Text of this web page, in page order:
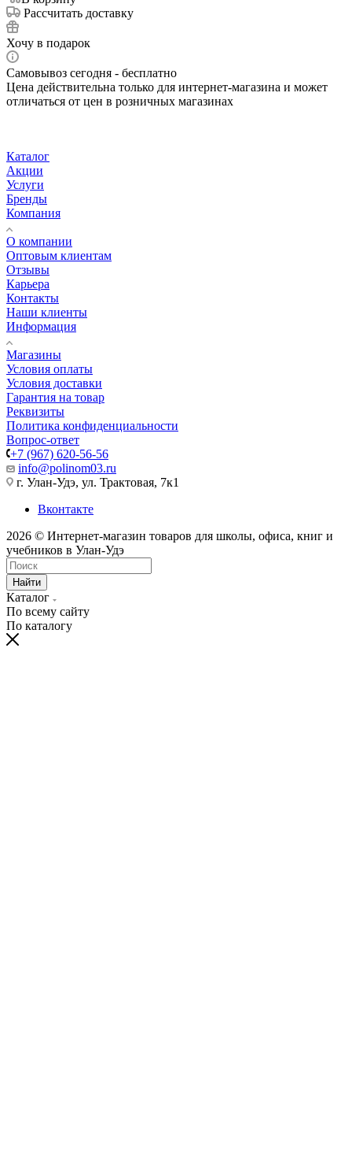
Рассчитать доставку
Хочу в подарок
Самовывоз сегодня - бесплатно
Цена действительна только для интернет-магазина и может
отличаться от цен в розничных магазинах
Каталог
Акции
Услуги
Бренды
Компания
О компании
Оптовым клиентам
Отзывы
Карьера
Контакты
Наши клиенты
Информация
Магазины
Условия оплаты
Условия доставки
Гарантия на товар
Реквизиты
Политика конфиденциальности
Вопрос-ответ
+7 (967) 620-56-56
info@polinom03.ru
г. Улан-Удэ, ул. Трактовая, 7к1
Вконтакте
2026 © Интернет-магазин товаров для школы, офиса, книг и
учебников в Улан-Удэ
Найти
Каталог
По всему сайту
По каталогу